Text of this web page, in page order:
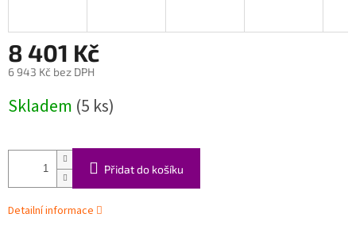
8 401 Kč
6 943 Kč bez DPH
cena:
Skladem (5 ks)
Přidat do košíku
Detailní informace